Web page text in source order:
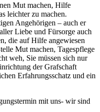
Mut machen, Hilfe
leichter zu machen.
Angehörigen – auch er
Liebe und Fürsorge auch
die auf Hilfe angewiesen
Mut machen, Tagespflege
weh, Sie müssen sich nur
der Grafschaft
Erfahrungsschatz und ein
mit uns- wir sind